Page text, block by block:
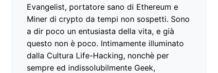
Evangelist, portatore sano di Ethereum e
Miner di crypto da tempi non sospetti. Sono
a dir poco un entusiasta della vita, e già
questo non è poco. Intimamente illuminato
dalla Cultura Life-Hacking, nonchè per
sempre ed indissolubilmente Geek,